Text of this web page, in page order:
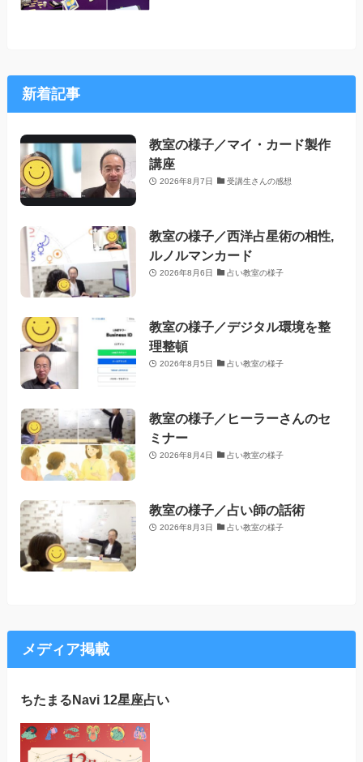
新着記事
教室の様子／マイ・カード製作
講座
2026年8月7日 受講生さんの感想
教室の様子／西洋占星術の相性,
ルノルマンカード
2026年8月6日 占い教室の様子
教室の様子／デジタル環境を整
理整頓
2026年8月5日 占い教室の様子
教室の様子／ヒーラーさんのセ
ミナー
2026年8月4日 占い教室の様子
教室の様子／占い師の話術
2026年8月3日 占い教室の様子
メディア掲載
ちたまるNavi 12星座占い